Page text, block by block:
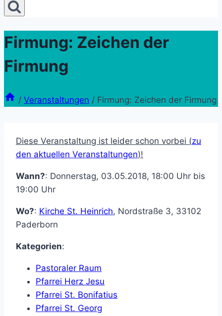
Firmung: Zeichen der
Firmung
/ Veranstaltungen / Firmung: Zeichen der Firmung
Diese Veranstaltung ist leider schon vorbei (zu
den aktuellen Veranstaltungen)!
Wann?: Donnerstag, 03.05.2018, 18:00 Uhr bis
19:00 Uhr
Wo?: Kirche St. Heinrich, Nordstraße 3, 33102
Paderborn
Kategorien:
Pastoraler Raum
Pfarrei Herz Jesu
Pfarrei St. Bonifatius
Pfarrei St. Georg